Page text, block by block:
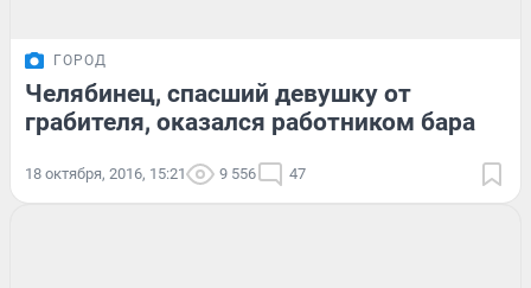
ГОРОД
Челябинец, спасший девушку от
грабителя, оказался работником бара
18 октября, 2016, 15:21 9 556 47